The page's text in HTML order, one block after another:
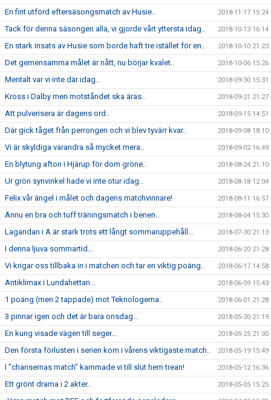
En fint utförd eftersäsongsmatch av Husie.. 2018-11-17 15:24
Tack för denna säsongen alla, vi gjorde vårt yttersta idag.. 2018-10-13 16:14
En stark insats av Husie som borde haft tre istället för en.. 2018-10-10 21:23
Det gemensamma målet är nått, nu börjar kvalet.. 2018-10-06 15:26
Mentalt var vi inte där idag.. 2018-09-30 15:31
Kross i Dalby men motståndet ska äras.. 2018-09-21 21:27
Att pulverisera är dagens ord.. 2018-09-15 14:51
Där gick tåget från perrongen och vi blev tyvärr kvar.. 2018-09-08 18:10
Vi är skyldiga varandra så mycket mera.. 2018-09-02 16:49
En blytung afton i Hjärup för dom gröne.. 2018-08-24 21:10
Ur grön synvinkel hade vi inte otur idag.. 2018-08-18 12:04
Felix vår ängel i målet och dagens matchvinnare! 2018-08-11 16:57
Ännu en bra och tuff träningsmatch i benen.. 2018-08-04 15:30
Lagandan i A är stark trots ett långt sommaruppehåll... 2018-07-30 21:13
I denna ljuva sommartid... 2018-06-20 21:28
Vi krigar oss tillbaka in i matchen och tar en viktig poäng.. 2018-06-17 14:58
Antiklimax i Lundahettan... 2018-06-09 15:43
1 poäng (men 2 tappade) mot Teknologerna.. 2018-06-01 21:28
3 pinnar igen och det är bara onsdag... 2018-05-30 21:19
En kung visade vägen till seger... 2018-05-25 21:30
Den första förlusten i serien kom i vårens viktigaste match.. 2018-05-19 15:49
I ”chansernas match” kammade vi till slut hem trean! 2018-05-12 16:36
Ett grönt drama i 2 akter.. 2018-05-05 15:25